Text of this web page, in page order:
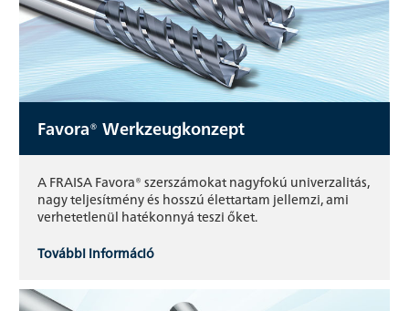
Favora® Werkzeugkonzept
A FRAISA Favora® szerszámokat nagyfokú univerzalitás,
nagy teljesítmény és hosszú élettartam jellemzi, ami
verhetetlenül hatékonnyá teszi őket.
További információ